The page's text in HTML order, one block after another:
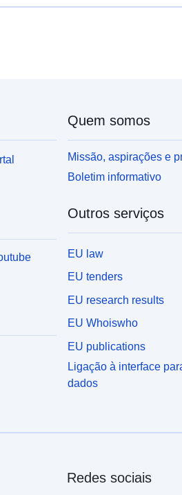
Quem somos
Missão, aspirações e
Boletim informativo
Outros serviços
EU law
EU tenders
EU research results
EU Whoiswho
EU publications
Ligação à interface
dados
Redes sociais